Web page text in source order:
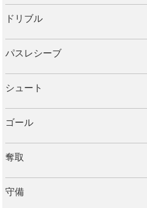
ドリブル
パスレシーブ
シュート
ゴール
奪取
守備